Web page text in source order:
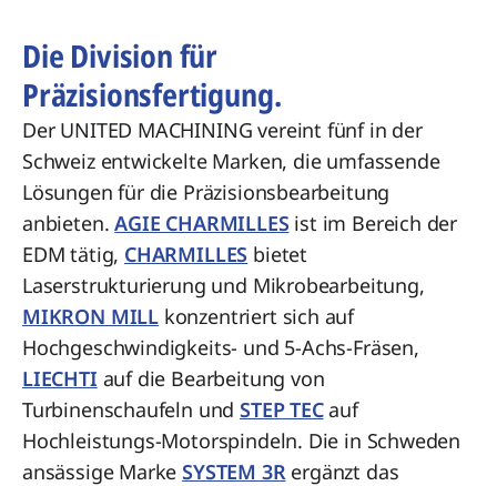
Die Division für
Präzisionsfertigung.
Der UNITED MACHINING vereint fünf in der
Schweiz entwickelte Marken, die umfassende
Lösungen für die Präzisionsbearbeitung
anbieten.AGIE CHARMILLES ist im Bereich der
EDM tätig, CHARMILLES bietet
Laserstrukturierung und Mikrobearbeitung,
MIKRON MILL konzentriert sich auf
Hochgeschwindigkeits- und 5-Achs-Fräsen,
LIECHTI auf die Bearbeitung von
Turbinenschaufeln undSTEP TECauf
Hochleistungs-Motorspindeln. Die in Schweden
ansässige MarkeSYSTEM 3Rergänzt das